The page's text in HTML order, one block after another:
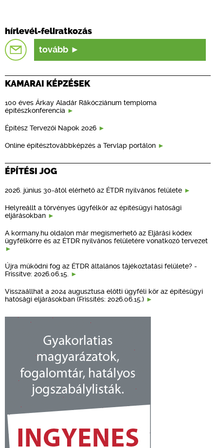
hírlevél-feliratkozás
tovább
KAMARAI KÉPZÉSEK
100 éves Árkay Aladár Rákócziánum temploma
építészkonferencia
Építész Tervezői Napok 2026
Online építésztovábbképzés a Tervlap portálon
ÉPÍTÉSI JOG
2026. június 30-ától elérhető az ÉTDR nyilvános felülete
Helyreállt a törvényes ügyfélkör az építésügyi hatósági
eljárásokban
A kormany.hu oldalon már megismerhető az Eljárási kódex
ügyfélkörre és az ÉTDR nyilvános felületére vonatkozó tervezet
Újra működni fog az ÉTDR általános tájékoztatási felülete? -
Frissítve: 2026.06.15.
Visszaállhat a 2024 augusztusa előtti ügyféli kör az építésügyi
hatósági eljárásokban (Frissítés: 2026.06.15.)